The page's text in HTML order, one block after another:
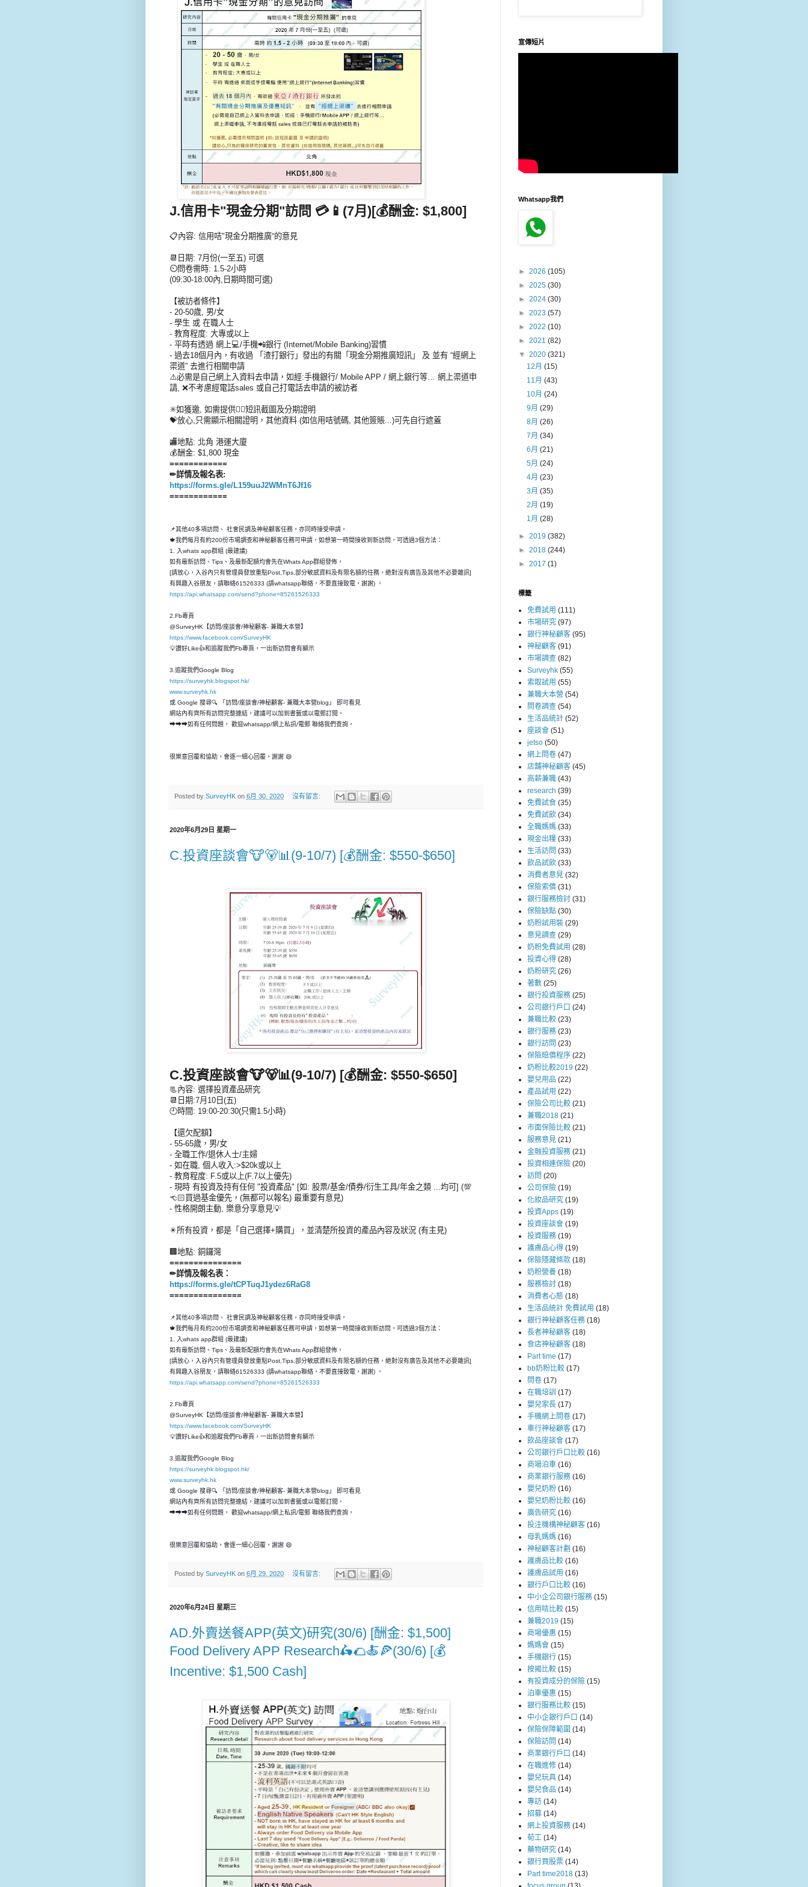
J.信用卡"現金分期"訪問 💳 📱(7月)[💰酬金: $1,800]
📋內容: 信用咭"現金分期推廣“的意見
📆日期: 7月份(一至五) 可選
⏲️問卷需時: 1.5-2小時
(09:30-18:00內,日期時間可選)
【被訪者條件】
- 20-50歲, 男/女
- 學生 或 在職人士
- 教育程度: 大專或以上
- 平時有透過 網上💻/手機📲銀行 (Internet/Mobile Banking)習慣
- 過去18個月內，有收過 「渣打銀行」發出的有關「現金分期推廣短訊」 及 並有 “經網上
渠道” 去進行相關申請
⚠️必需是自己網上入資料去申請，如經:手機銀行/ Mobile APP / 網上銀行等… 網上渠道申
請, ❌不考慮經電話sales 或自己打電話去申請的被訪者
✳️如獲邀, 如需提供👆🏻短訊截圖及分期證明
💝放心,只需顯示相關證明，其他資料 (如信用咭號碼, 其他簽賬...)可先自行遮蓋
🏬地點: 北角 港運大廈
💰酬金: $1,800 現金
============
✏詳情及報名表:
https://forms.gle/L159uuJ2WMnT6Jf16
============
📌其他40多項訪問、 社會民調及神秘顧客任務，亦同時接受申請，
🍁我們每月有約200份市場調查和神秘顧客任務可申請，如想第一時間接收到新訪問，可透過3個方法：
1. 入whats app群組 (最建議)
如有最新訪問、Tips、及最新配額均會先在Whats App群組發佈，
[請放心，入谷內只有管理員發放重點Post,Tips,部分敏感資料及有限名額的任務，絶對沒有廣告及其他不必要雜訊]
有興趣入谷朋友，請聯絡61526333 (請whatsapp聯絡，不要直接致電，謝謝) 。
https://api.whatsapp.com/send?phone=85261526333
2.Fb專頁
@SurveyHK【訪問/座談會/神秘顧客- 兼職大本營】
https://www.facebook.com/SurveyHK
💡讚好Like👍和追蹤我們Fb專頁，一出新訪問會有顯示
3.追蹤我們Google Blog
https://surveyhk.blogspot.hk/
www.surveyhk.hk
或 Google 搜尋🔍 「訪問/座談會/神秘顧客- 兼職大本營blog」 即可看見
網站內有齊所有訪問完整連結，建議可以加到書籤或以電郵訂閱。
➡➡➡如有任何問題， 歡迎whatsapp/網上私訊/電郵 聯絡我們查詢，
很樂意回覆和恊助，會逐一細心回覆，謝謝 😄
Posted by SurveyHK on 6月 30, 2020 沒有留言:
2020年6月29日 星期一
C.投資座談會🐮🐻📊(9-10/7) [💰酬金: $550-$650]
C.投資座談會🐮🐻📊(9-10/7) [💰酬金: $550-$650]
📃內容: 選擇投資產品研究
📆日期:7月10日(五)
🕘時間: 19:00-20:30(只需1.5小時)
【還欠配額】
- 55-65歲，男/女
- 全職工作/退休人士/主婦
- 如在職, 個人收入:>$20k或以上
- 教育程度: F.5或以上(F.7以上優先)
- 現時 有投資及持有任何 "投資產品" [如: 股票/基金/債券/衍生工具/年金之類 ...均可] (💯
👈🏻買過基金優先，(無都可以報名) 最重要有意見)
- 性格開朗主動, 樂意分享意見💡
✴️所有投資，都是「自己選擇+購買」，並清楚所投資的產品內容及狀況 (有主見)
🏢地點: 銅鑼灣
===============
✏詳情及報名表：
https://forms.gle/tCPTuqJ1ydez6RaG8
===============
📌其他40多項訪問、 社會民調及神秘顧客任務，亦同時接受申請，
🍁我們每月有約200份市場調查和神秘顧客任務可申請，如想第一時間接收到新訪問，可透過3個方法：
1. 入whats app群組 (最建議)
如有最新訪問、Tips、及最新配額均會先在Whats App群組發佈，
[請放心，入谷內只有管理員發放重點Post,Tips,部分敏感資料及有限名額的任務，絶對沒有廣告及其他不必要雜訊]
有興趣入谷朋友，請聯絡61526333 (請whatsapp聯絡，不要直接致電，謝謝) 。
https://api.whatsapp.com/send?phone=85261526333
2.Fb專頁
@SurveyHK【訪問/座談會/神秘顧客- 兼職大本營】
https://www.facebook.com/SurveyHK
💡讚好Like👍和追蹤我們Fb專頁，一出新訪問會有顯示
3.追蹤我們Google Blog
https://surveyhk.blogspot.hk/
www.surveyhk.hk
或 Google 搜尋🔍 「訪問/座談會/神秘顧客- 兼職大本營blog」 即可看見
網站內有齊所有訪問完整連結，建議可以加到書籤或以電郵訂閱。
➡➡➡如有任何問題， 歡迎whatsapp/網上私訊/電郵 聯絡我們查詢，
很樂意回覆和恊助，會逐一細心回覆，謝謝 😄
Posted by SurveyHK on 6月 29, 2020 沒有留言:
2020年6月24日 星期三
AD.外賣送餐APP(英文)研究(30/6) [酬金: $1,500]
Food Delivery APP Research🛵🌮🍝🍕(30/6) [💰
Incentive: $1,500 Cash]
宣傳短片
Whatsapp我們
► 2026 (105)
► 2025 (30)
► 2024 (30)
► 2023 (57)
► 2022 (10)
► 2021 (82)
▼ 2020 (321)
12月(15)
11月(43)
10月(24)
9月(29)
8月(26)
7月(34)
6月(21)
5月(24)
4月(23)
3月(35)
2月(19)
1月(28)
► 2019 (382)
► 2018 (244)
► 2017 (1)
標籤
免費試用 (111)
市場研究 (97)
銀行神秘顧客 (95)
神秘顧客 (91)
市場調查 (82)
Surveyhk (55)
索取試用 (55)
兼職大本營 (54)
問卷調查 (54)
生活品統計 (52)
座談會 (51)
jetso (50)
網上問卷 (47)
店舖神秘顧客 (45)
高薪兼職 (43)
research (39)
免費試食 (35)
免費試飲 (34)
全職媽媽 (33)
現金出糧 (33)
生活訪問 (33)
飲品試飲 (33)
消費者意見 (32)
保險索償 (31)
銀行服務檢討 (31)
保險缺點 (30)
奶粉試用裝 (29)
意見調查 (29)
奶粉免費試用 (28)
投資心得 (28)
奶粉研究 (26)
著數 (25)
銀行投資服務 (25)
公司銀行戶口 (24)
兼職比較 (23)
銀行服務 (23)
銀行訪問 (23)
保險賠償程序 (22)
奶粉比較2019 (22)
嬰兒用品 (22)
產品試用 (22)
保險公司比較 (21)
兼職2018 (21)
市面保險比較 (21)
服務意見 (21)
金融投資服務 (21)
投資相連保險 (20)
訪問 (20)
公司保險 (19)
化妝品研究 (19)
投資Apps (19)
投資座談會 (19)
投資服務 (19)
護膚品心得 (19)
保險隱藏條款 (18)
奶粉營養 (18)
服務檢討 (18)
消費者心態 (18)
生活品統計 免費試用 (18)
銀行神秘顧客任務 (18)
長者神秘顧客 (18)
食店神秘顧客 (18)
Part time (17)
bb奶粉比較 (17)
問卷 (17)
在職培訓 (17)
嬰兒家長 (17)
手機網上問卷 (17)
車行神秘顧客 (17)
飲品座談會 (17)
公司銀行戶口比較 (16)
商場泊車 (16)
商業銀行服務 (16)
嬰兒奶粉 (16)
嬰兒奶粉比較 (16)
廣告研究 (16)
投注機構神秘顧客 (16)
母乳媽媽 (16)
神秘顧客計劃 (16)
護膚品比較 (16)
護膚品試用 (16)
銀行戶口比較 (16)
中小企公司銀行服務 (15)
信用咭比較 (15)
兼職2019 (15)
商場優惠 (15)
媽媽會 (15)
手機銀行 (15)
按揭比較 (15)
有投資成分的保險 (15)
泊車優惠 (15)
銀行服務比較 (15)
中小企銀行戶口 (14)
保險保障範圍 (14)
保險訪問 (14)
商業銀行戶口 (14)
在職進修 (14)
嬰兒玩具 (14)
嬰兒食品 (14)
專訪 (14)
招募 (14)
網上投資服務 (14)
荀工 (14)
藥物研究 (14)
銀行買股票 (14)
Part time2018 (13)